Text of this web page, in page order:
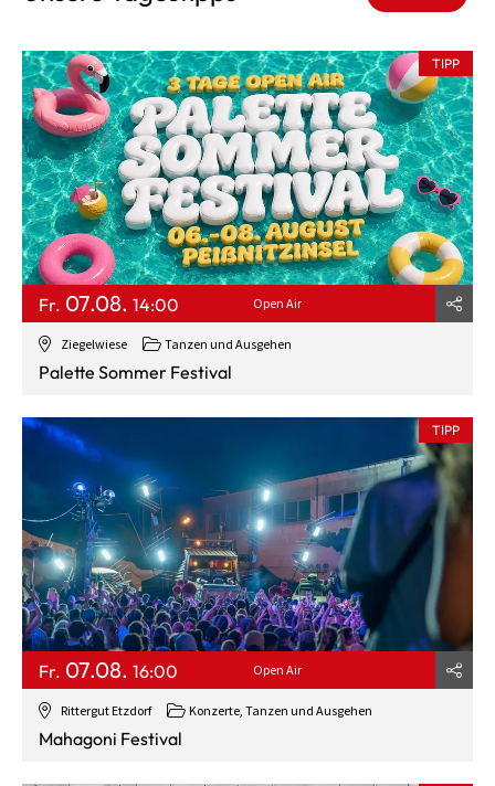
Ziegelwiese Tanzen und Ausgehen
TIPP
Fr. 07.08. 14:00 Open Air
Palette Sommer Festival
Rittergut Etzdorf Konzerte, Tanzen und Ausgehen
TIPP
Fr. 07.08. 16:00 Open Air
Mahagoni Festival